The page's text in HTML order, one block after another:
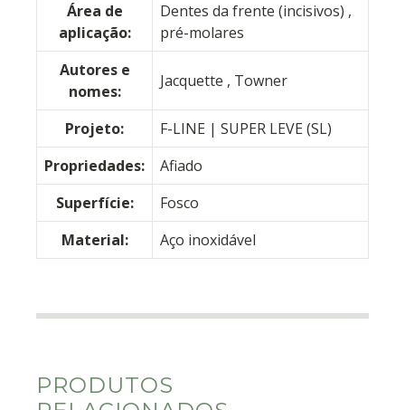
Área de
aplicação:
Dentes da frente (incisivos) ,
pré-molares
Autores e
nomes:
Jacquette , Towner
Projeto:
F-LINE | SUPER LEVE (SL)
Propriedades:
Afiado
Superfície:
Fosco
Material:
Aço inoxidável
PRODUTOS